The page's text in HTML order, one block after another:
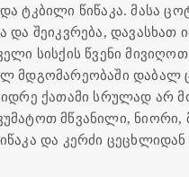
ტკბილი წიწაკა. მასა
და შეიკვრება, დავასხათ
სისქის წვენი
მდგომარეობაში დაბალ
ქათამი სრულად არ
მწვანილი, ნიორი,
და კერძი